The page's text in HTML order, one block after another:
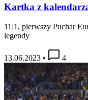
Kartka z
11:1, pierwszy Puchar
legendy
13.06.2023 • 4